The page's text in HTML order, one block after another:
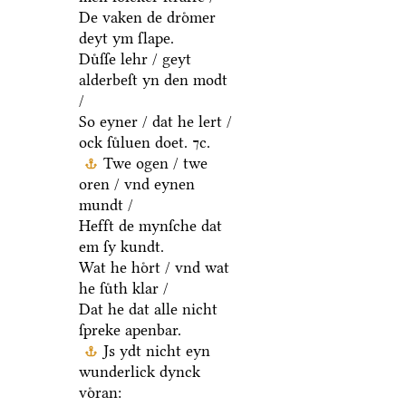
De vaken de droͤmer
deyt ym ſlape.
Duͤſſe lehr / geyt
alderbeſt yn den modt
/
So eyner / dat he lert /
ock ſuͤluen doet. ⁊c.
Twe ogen / twe
oren / vnd eynen
mundt /
Hefft de mynſche dat
em ſy kundt.
Wat he hoͤrt / vnd wat
he ſuͤth klar /
Dat he dat alle nicht
ſpreke apenbar.
Js ydt nicht eyn
wunderlick dynck
voͤran: